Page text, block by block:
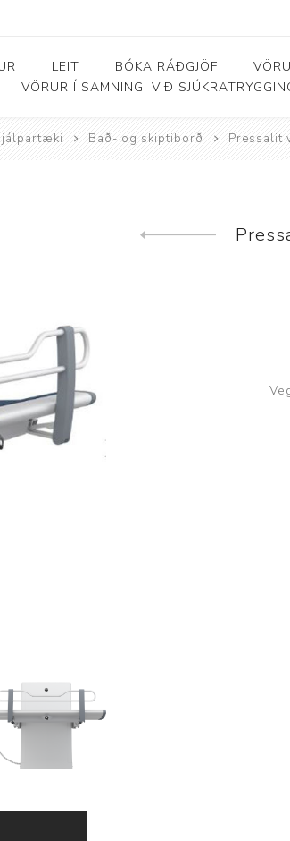
Bað- og salernishjálpartæki
Rúm og húsgögn
LEIT BÓKA RÁÐGJÖF
VÖRUR Í SAMNINGI VIÐ
Bað- og skiptiborð Pressalit